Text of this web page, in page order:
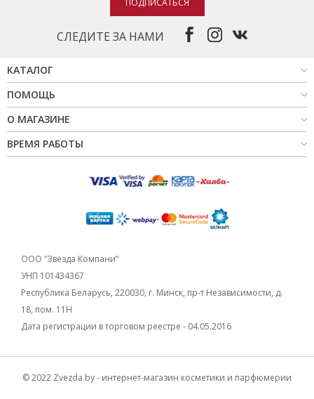
СЛЕДИТЕ ЗА НАМИ
ПОДПИСАТЬСЯ
КАТАЛОГ
ПОМОЩЬ
О МАГАЗИНЕ
ВРЕМЯ РАБОТЫ
ООО “Звезда Компани”
УНП 101434367
Республика Беларусь, 220030, г. Минск, пр-т Независимости, д.
18, пом. 11Н
Дата регистрации в торговом реестре - 04.05.2016
© 2022 Zvezda.by - интернет-магазин косметики и парфюмерии